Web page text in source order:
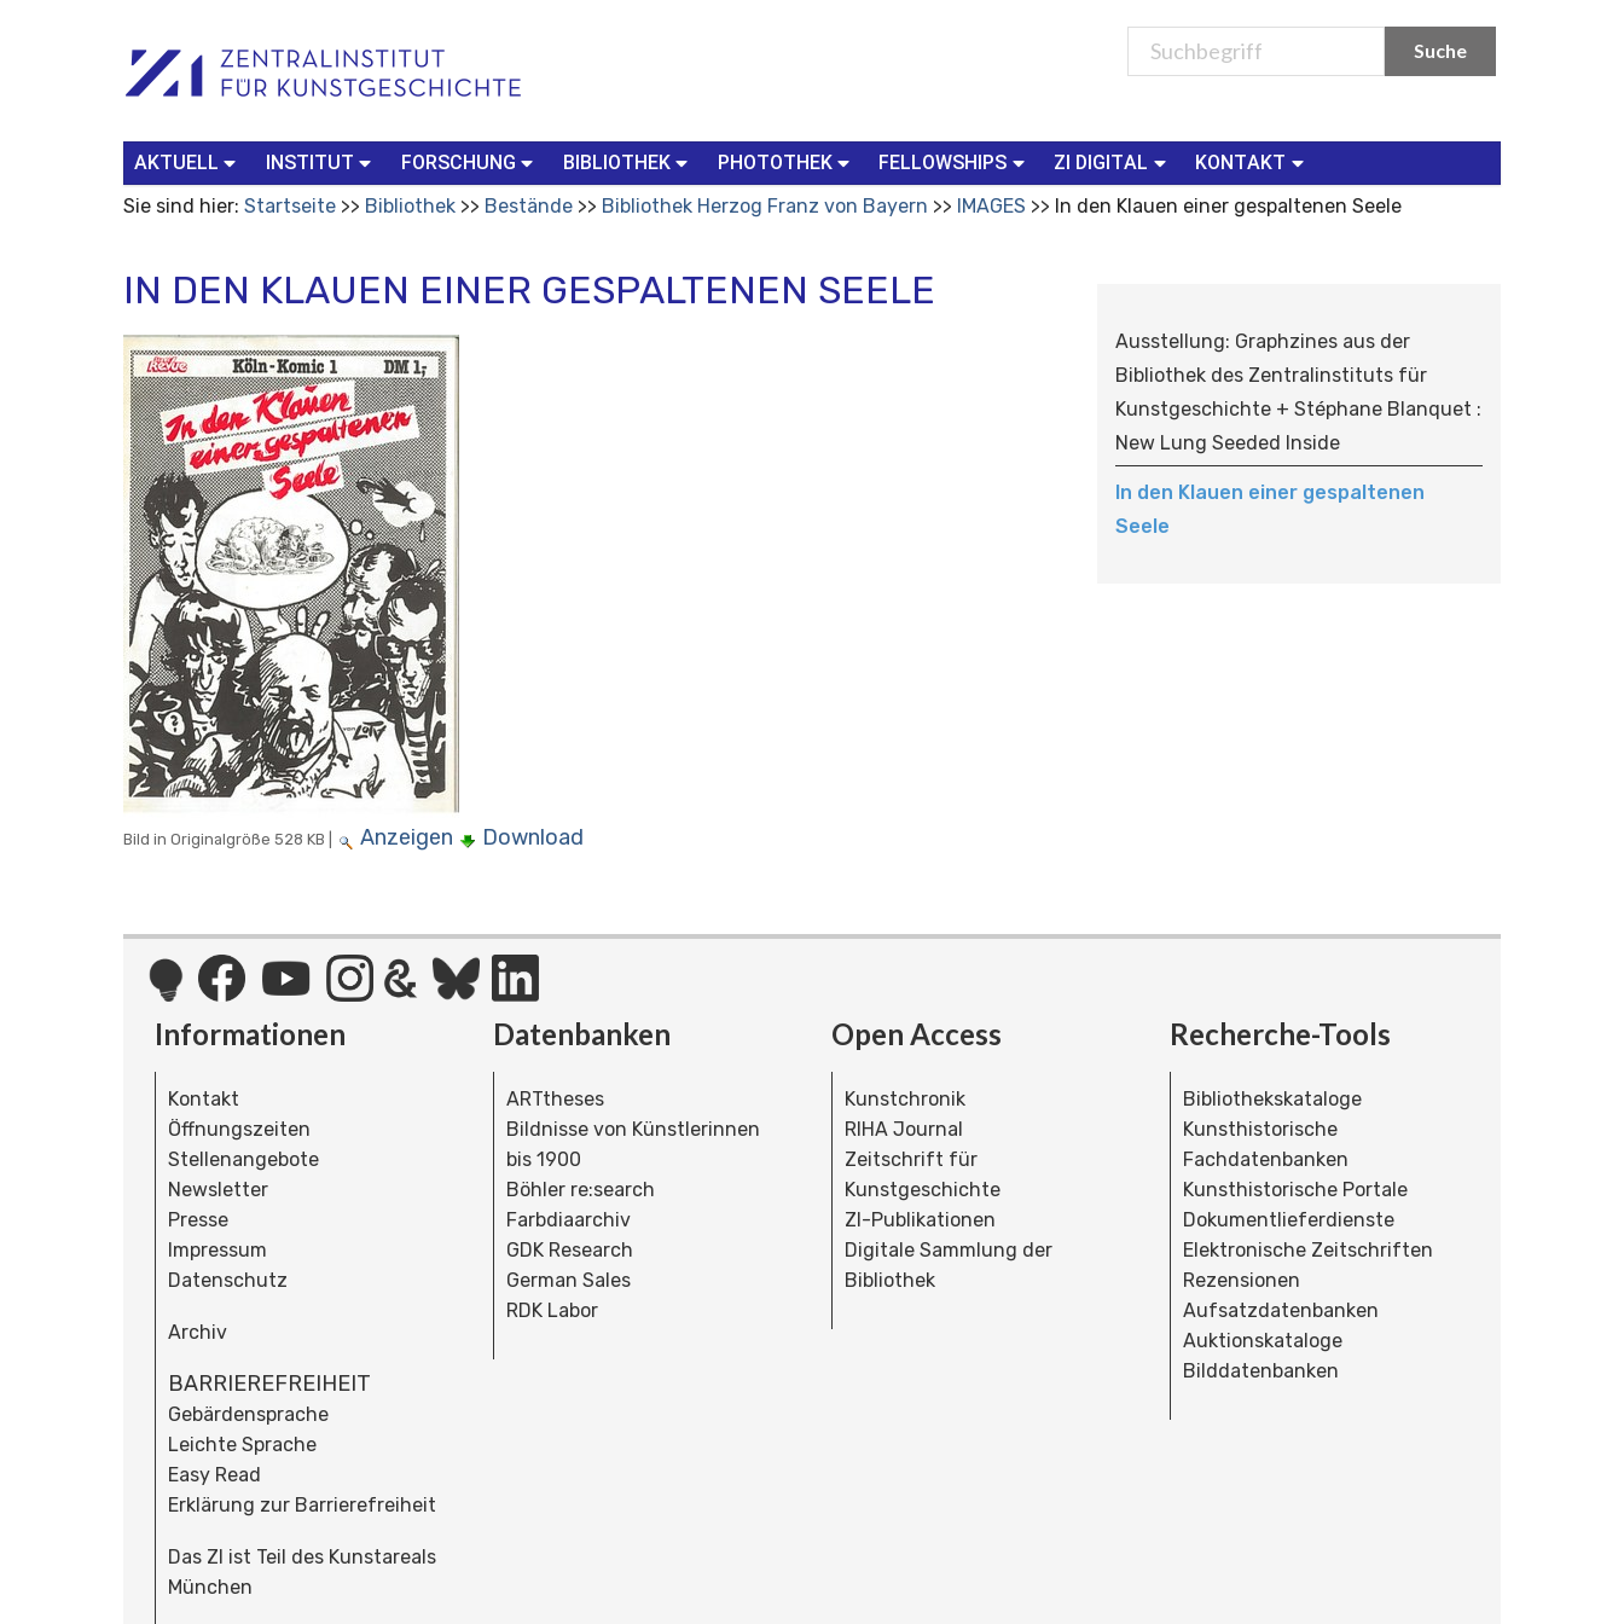
Werkzeuge
Search…
AKTUELL INSTITUT FORSCHUNG BIBLIOTHEK PHOTOTHEK FELLOWSHIPS ZI DIGITAL
KONTAKT
Sie sind hier: Startseite Bibliothek Bestände Bibliothek Herzog Franz von Bayern IMAGES In den Klauen einer gespaltenen Seele
IN DEN KLAUEN EINER GESPALTENEN SEELE
Bild in Originalgröße 528 KB Anzeigen Download
A
V
I
G
A
T
I
O
Ausstellung: Graphzines aus der
Bibliothek des Zentralinstituts für
Kunstgeschichte + Stéphane Blanquet :
New Lung Seeded Inside
In den Klauen einer gespaltenen
Seele
Informationen
Kontakt
Öffnungszeiten
Stellenangebote
Newsletter
Presse
Impressum
Datenschutz
Archiv
BARRIEREFREIHEIT
Gebärdensprache
Leichte Sprache
Easy Read
Erklärung zur Barrierefreiheit
Das ZI ist Teil des Kunstareals
München
Datenbanken
ARTtheses
Bildnisse von Künstlerinnen
bis 1900
Böhler re:search
Farbdiaarchiv
GDK Research
German Sales
RDK Labor
Open Access
Kunstchronik
RIHA Journal
Zeitschrift für
Kunstgeschichte
ZI-Publikationen
Digitale Sammlung der
Bibliothek
Recherche-Tools
Bibliothekskataloge
Kunsthistorische
Fachdatenbanken
Kunsthistorische Portale
Dokumentlieferdienste
Elektronische Zeitschriften
Rezensionen
Aufsatzdatenbanken
Auktionskataloge
Bilddatenbanken